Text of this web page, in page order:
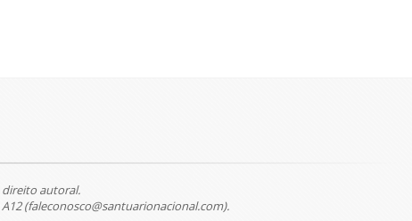
direito autoral.
(faleconosco@santuarionacional.com).